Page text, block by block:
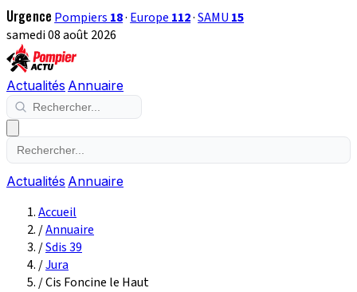
Urgence Pompiers 18· Europe 112·SAMU 15
samedi 08 août 2026
Actualités Annuaire
Actualités Annuaire
Accueil
/Annuaire
/Sdis 39
/Jura
/Cis Foncine le Haut